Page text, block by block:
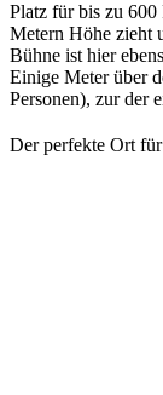
Platz für bis zu
Metern Höhe zieht
Bühne ist hier
Einige Meter über
Personen), zur der
Der perfekte Ort